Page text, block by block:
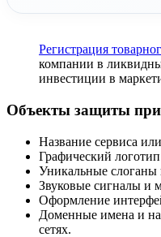
Регистрация
компании в
инвестиции в
Объекты защиты при
Название сервиса
Графический
Уникальные слоганы
Звуковые сигналы и
Оформление
Доменные имена и
сетях.